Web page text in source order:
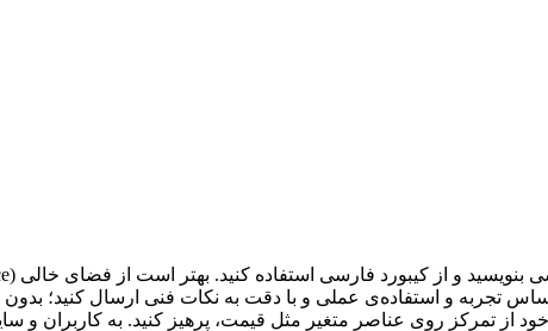
تجربه و استفاده‌ی عملی و با دقت به نکات فنی ارسال کنید؛
از تمرکز روی عناصر متغیر مثل قیمت، پرهیز کنید. به کاربران و